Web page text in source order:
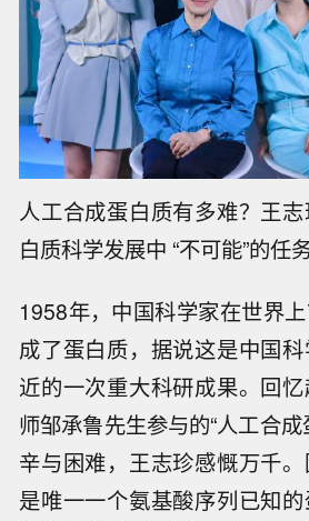
人工合成蛋白质有多难？王
白质科学发展中 “不可能”的任
1958年，中国科学家在世界
成了蛋白质，据说这是中国
近的一次重大科研成果。回
师邹承鲁先生参与的“人工合
辛与困难，王志珍感慨万千
是唯一一个氨基酸序列已知